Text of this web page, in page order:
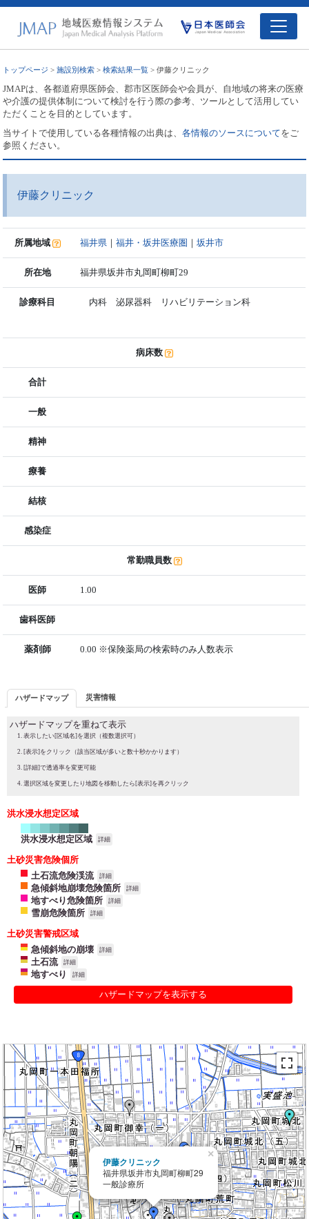
トップページ >施設別検索 >検索結果一覧 > 伊藤クリニック
JMAPは、各都道府県医師会、郡市区医師会や会員が、自地域の将来の医療
や介護の提供体制について検討を行う際の参考、ツールとして活用してい
ただくことを目的としています。
当サイトで使用している各種情報の出典は、各情報のソースについてをご
参照ください。
伊藤クリニック
所属地域 福井県 ｜福井・坂井医療圏 ｜坂井市
所在地 福井県坂井市丸岡町柳町29
診療科目 内科 泌尿器科 リハビリテーション科
病床数
合計
一般
精神
療養
結核
感染症
常勤職員数
医師 1.00
歯科医師
薬剤師 0.00 ※保険薬局の検索時のみ人数表示
ハザードマップ 災害情報
ハザードマップを重ねて表示
表示したい[区域名]を選択（複数選択可）
[表示]をクリック（該当区域が多いと数十秒かかります）
[詳細]で透過率を変更可能
選択区域を変更したり地図を移動したら[表示]を再クリック
洪水浸水想定区域
洪水浸水想定区域 詳細
土砂災害危険個所
土石流危険渓流
詳細
急傾斜地崩壊危険箇所 詳細
地すべり危険箇所 詳細
雪崩危険箇所 詳細
土砂災害警戒区域
急傾斜地の崩壊
詳細
土石流 詳細
地すべり 詳細
ハザードマップを表示する
伊藤クリニック
福井県坂井市丸岡町柳町29
一般診療所
×